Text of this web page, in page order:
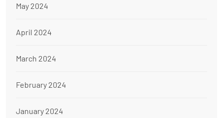
May 2024
April 2024
March 2024
February 2024
January 2024